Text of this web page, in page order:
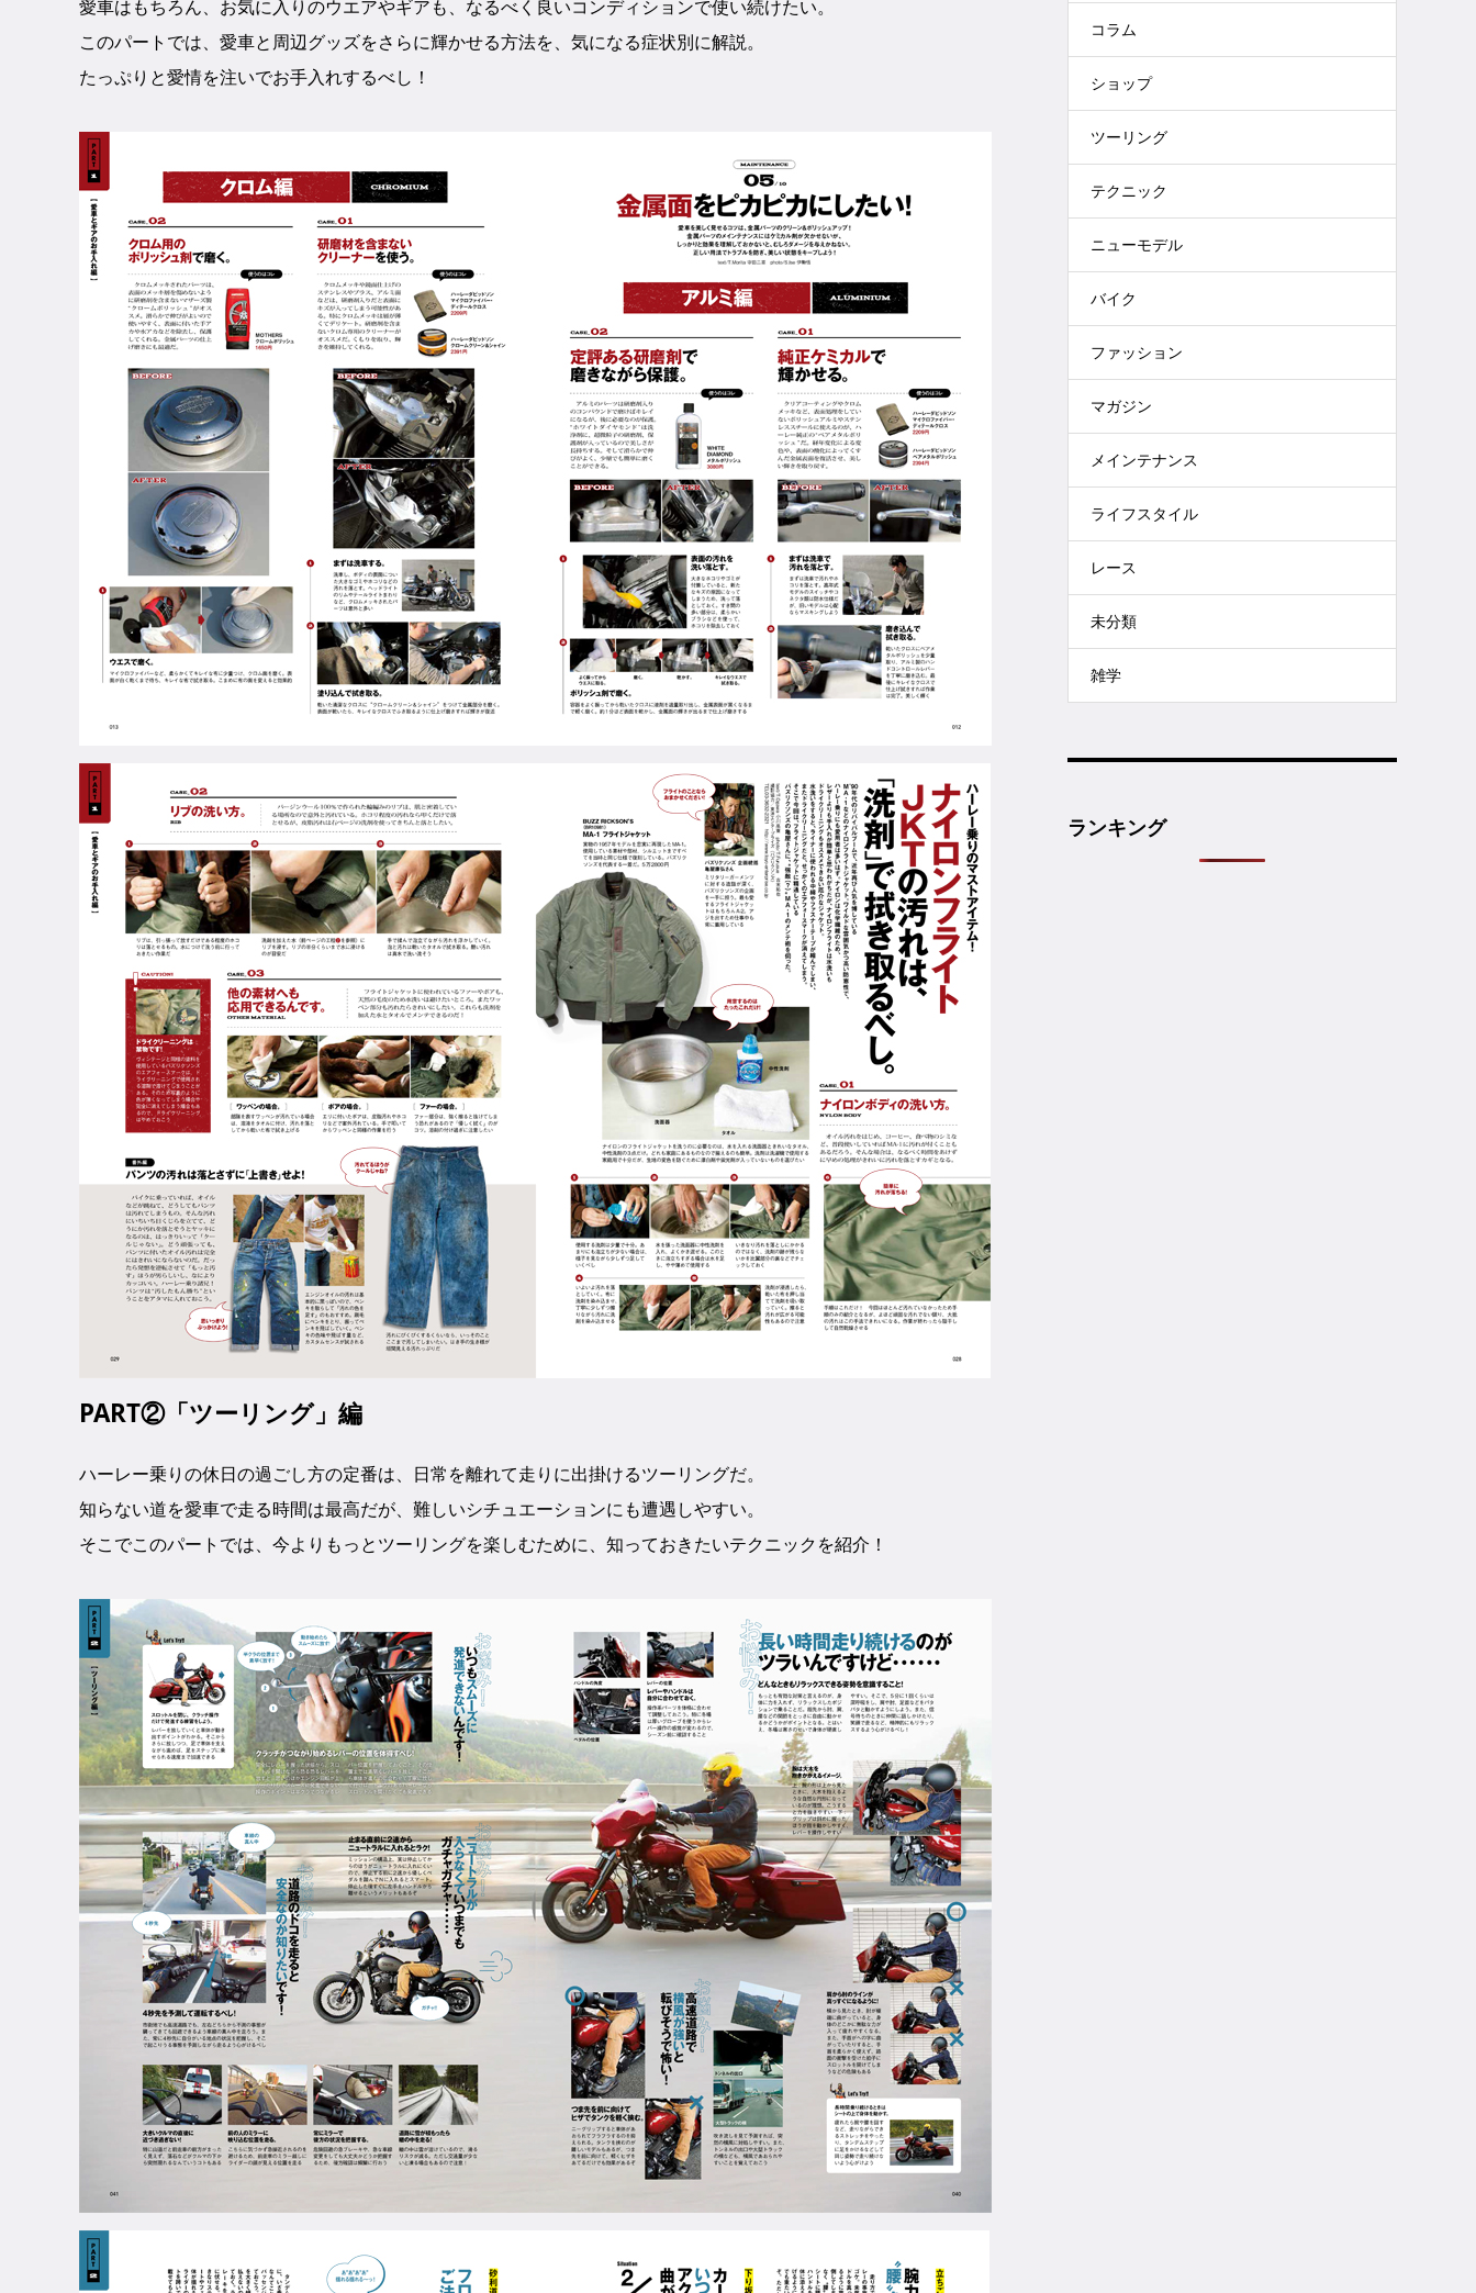
愛車はもちろん、お気に入りのウエアやギアも、なるべく良いコンディションで使い続けたい。
このパートでは、愛車と周辺グッズをさらに輝かせる方法を、気になる症状別に解説。
たっぷりと愛情を注いでお手入れするべし！
PART②「ツーリング」編
ハーレー乗りの休日の過ごし方の定番は、日常を離れて走りに出掛けるツーリングだ。
知らない道を愛車で走る時間は最高だが、難しいシチュエーションにも遭遇しやすい。
そこでこのパートでは、今よりもっとツーリングを楽しむために、知っておきたいテクニックを紹介！
コラム
ショップ
ツーリング
テクニック
ニューモデル
バイク
ファッション
マガジン
メインテナンス
ライフスタイル
レース
未分類
雑学
ランキング